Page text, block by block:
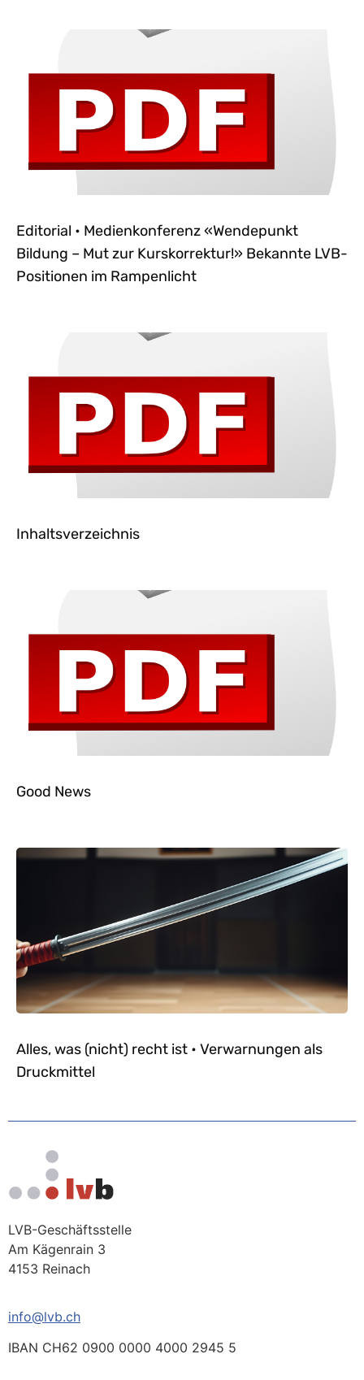
Editorial • Medienkonferenz «Wendepunkt
Bildung – Mut zur Kurskorrektur!» Bekannte LVB-
Positionen im Rampenlicht
Inhaltsverzeichnis
Good News
Alles, was (nicht) recht ist • Verwarnungen als
Druckmittel
LVB-Geschäftsstelle
Am Kägenrain 3
4153 Reinach
info@lvb.ch
IBAN CH62 0900 0000 4000 2945 5